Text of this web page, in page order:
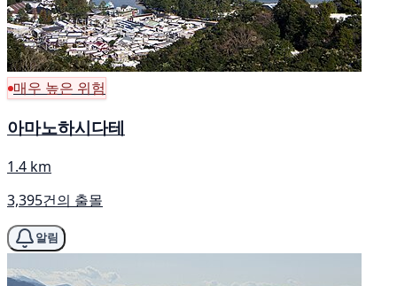
매우 높은 위험
아마노하시다테
1.4 km
3,395건의 출몰
알림